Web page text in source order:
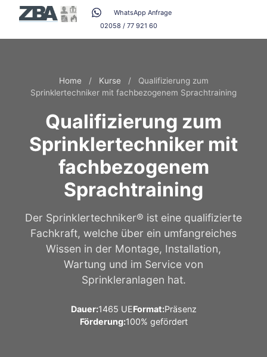
WhatsApp Anfrage
02058 / 77 921 60
Home / Kurse /
Qualifizierung zum
Sprinklertechniker mit fachbezogenem Sprachtraining
Qualifizierung zum
Sprinklertechniker mit
fachbezogenem
Sprachtraining
Der Sprinklertechniker® ist eine qualifizierte
Fachkraft, welche über ein umfangreiches
Wissen in der Montage, Installation,
Wartung und im Service von
Sprinkleranlagen hat.
Dauer:1465 UEFormat:Präsenz
Förderung:100% gefördert